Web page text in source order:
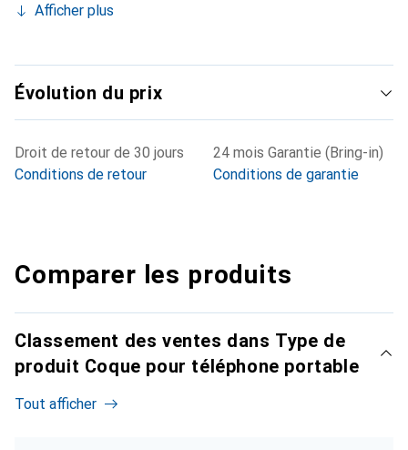
Afficher plus
Évolution du prix
Droit de retour de 30 jours
Conditions de retour
24 mois Garantie (Bring-in)
Conditions de garantie
Comparer les produits
Classement des ventes dans Type de
produit Coque pour téléphone portable
Tout afficher